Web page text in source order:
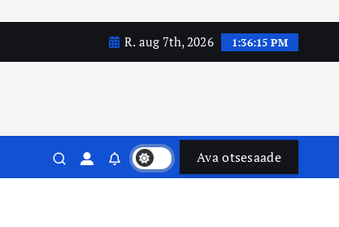
R. aug 7th, 2026 1:36:16 PM
Ava otsesaade